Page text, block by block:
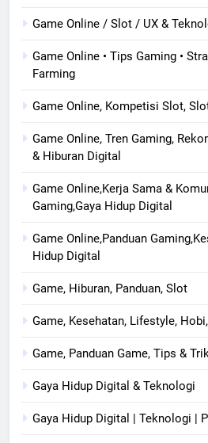
Game Online / Slot / UX &
Game Online • Tips Gaming •
Farming
Game Online, Kompetisi Slot,
Game Online, Tren Gaming,
& Hiburan Digital
Game Online,Kerja Sama &
Gaming,Gaya Hidup Digital
Game Online,Panduan
Hidup Digital
Game, Hiburan, Panduan, Slot
Game, Kesehatan, Lifestyle,
Game, Panduan Game, Tips &
Gaya Hidup Digital & Teknologi
Gaya Hidup Digital | Teknologi |